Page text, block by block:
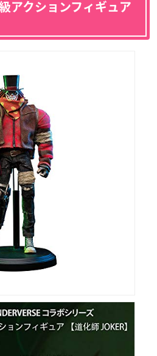
アクションフィギュア